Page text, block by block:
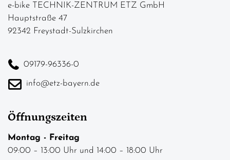
e-bike TECHNIK-ZENTRUM ETZ GmbH
Hauptstraße 47
92342 Freystadt-Sulzkirchen
09179-96336-0
info@etz-bayern.de
Öffnungszeiten
Montag - Freitag
09:00 – 13:00 Uhr und 14:00 – 18:00 Uhr